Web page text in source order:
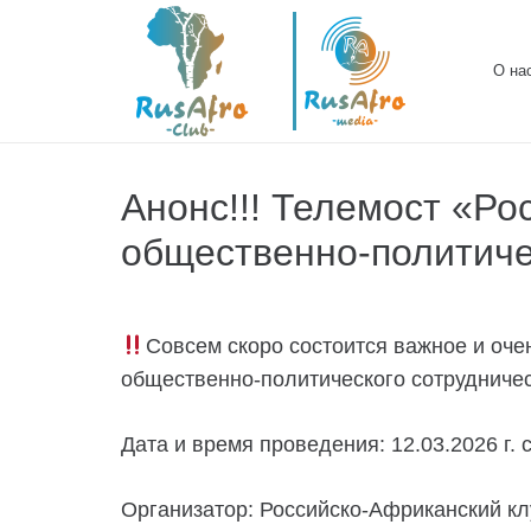
О
Анонс!!! Телемост
общественно-
Совсем скоро состоится важное и
общественно-политического
Дата и время проведения: 12.03.2026 г.
Организатор: Российско-Африканский